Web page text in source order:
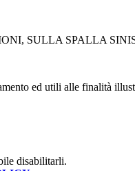
SULLA SPALLA
ed utili alle finalità
disabilitarli.